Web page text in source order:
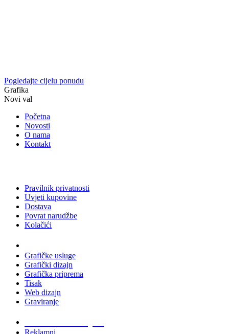
Pogledajte cijelu ponudu
Grafika
Novi val
Početna
Novosti
O nama
Kontakt
Pravilnik privatnosti
Uvjeti kupovine
Dostava
Povrat narudžbe
Kolačići
Grafičke usluge
Grafički dizajn
Grafička priprema
Tisak
Web dizajn
Graviranje
Reklamni